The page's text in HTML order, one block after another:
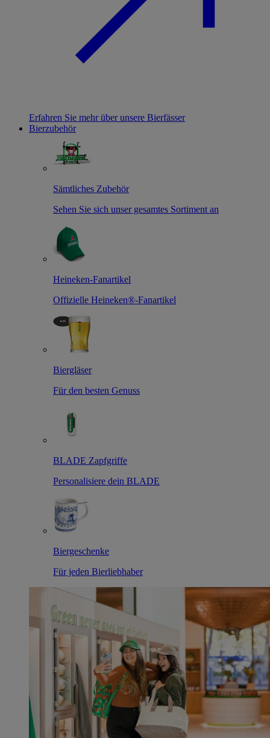
Erfahren Sie mehr über unsere Bierfässer
Bierzubehör
Sämtliches Zubehör
Sehen Sie sich unser gesamtes Sortiment an
Heineken-Fanartikel
Offizielle Heineken®-Fanartikel
Biergläser
Für den besten Genuss
BLADE Zapfgriffe
Personalisiere dein BLADE
Biergeschenke
Für jeden Bierliebhaber